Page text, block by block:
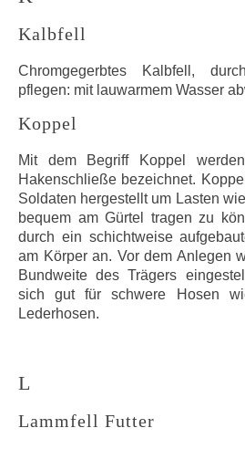
Kalbfell
Chromgegerbtes Kalbfell,
pflegen: mit lauwarmem Wasser
Koppel
Mit dem Begriff Koppel
Hakenschließe bezeichnet.
Soldaten hergestellt um Lasten
bequem am Gürtel tragen zu
durch ein schichtweise
am Körper an. Vor dem Anlegen
Bundweite des Trägers
sich gut für schwere Hosen
Lederhosen.
L
Lammfell Futter